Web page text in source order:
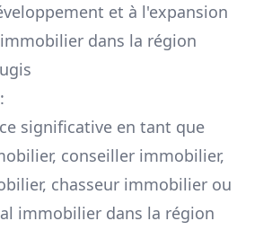
et à l'expansion
dans la région
significative en tant que
conseiller immobilier,
chasseur immobilier ou
immobilier dans la région